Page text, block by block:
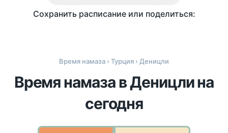
Сохранить расписание или поделиться:
Время намаза › Турция › Деницли
Время намаза в Деницли на
сегодня